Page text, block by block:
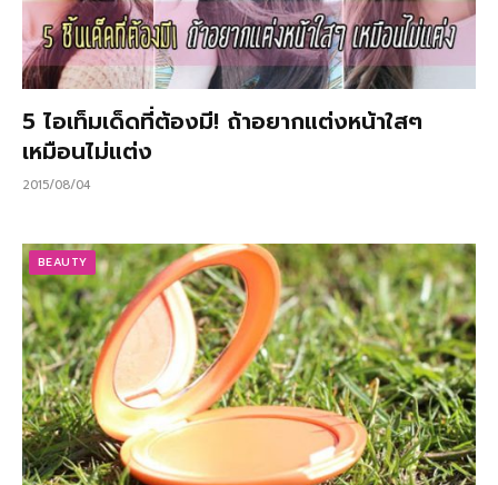
5 ไอเท็มเด็ดที่ต้องมี! ถ้าอยากแต่งหน้าใสๆ
เหมือนไม่แต่ง
2015/08/04
BEAUTY